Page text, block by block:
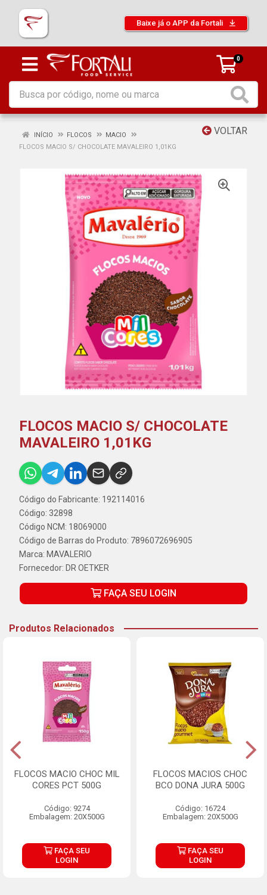
Baixe já o APP da Fortali
0
VOLTAR
INÍCIO FLOCOS
MACIO
FLOCOS MACIO S/ CHOCOLATE MAVALEIRO 1,01KG
FLOCOS MACIO S/ CHOCOLATE
MAVALEIRO 1,01KG
Código do Fabricante: 192114016
Código: 32898
Código NCM: 18069000
Código de Barras do Produto: 7896072696905
Marca: MAVALERIO
Fornecedor: DR OETKER
FAÇA SEU LOGIN
Produtos Relacionados
FLOCOS MACIO CHOC MIL
CORES PCT 500G
Código: 9274
Embalagem: 20X500G
FAÇA SEU
LOGIN
FLOCOS MACIOS CHOC
BCO DONA JURA 500G
Código: 16724
Embalagem: 20X500G
FAÇA SEU
LOGIN